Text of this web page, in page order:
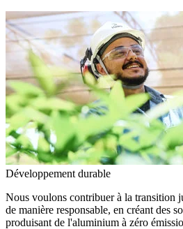
Développement durable
Nous voulons contribuer à la transition
de manière responsable, en créant des
produisant de l'aluminium à zéro